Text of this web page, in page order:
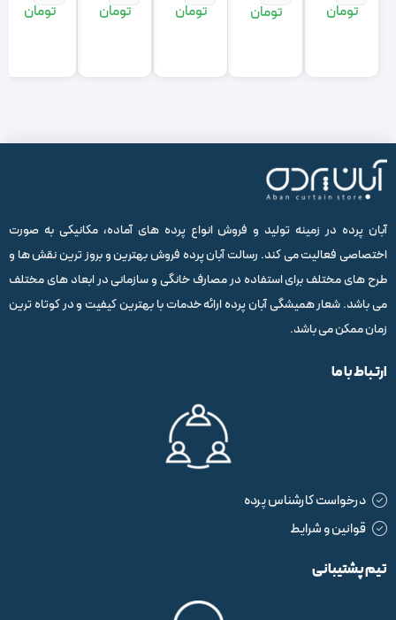
اصلی:
تومان
فعلی:
اصلی:
تومان
فعلی:
اصلی:
تومان
فعلی:
اصلی:
تومان
فعلی:
اصلی:
تومان
فعلی:
آبان پرده در زمینه تولید و فروش انواع پرده های آماده، مکانیکی به صورت
اختصاصی فعالیت می کند. رسالت آبان پرده فروش بهترین و بروز ترین نقش ها و
طرح های مختلف برای استفاده در مصارف خانگی و سازمانی در ابعاد های مختلف
می باشد. شعار همیشگی آبان پرده ارائه خدمات با بهترین کیفیت و در کوتاه ترین
زمان ممکن می باشد.
ارتباط با ما
درخواست کارشناس پرده
قوانین و شرایط
تیم پشتیبانی